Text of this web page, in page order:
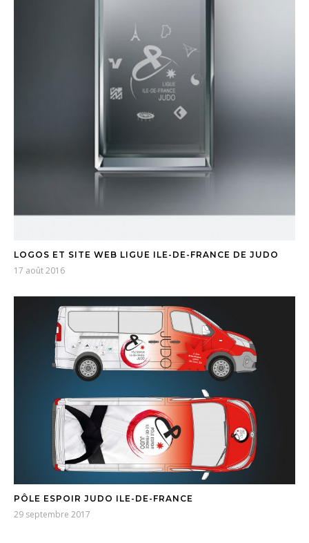
LOGOS ET SITE WEB LIGUE ILE-DE-FRANCE DE JUDO
17 août 2016
PÔLE ESPOIR JUDO ILE-DE-FRANCE
29 septembre 2017